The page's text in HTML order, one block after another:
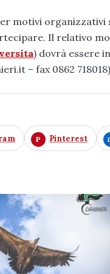
motivi organizzativi
Il relativo
) dovrà essere
– fax 0862
Pinterest